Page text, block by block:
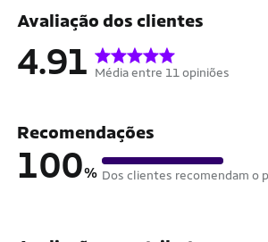
Avaliação dos clientes
4.91 Média entre 11 opiniões
Recomendações
100% Dos clientes recomendam o